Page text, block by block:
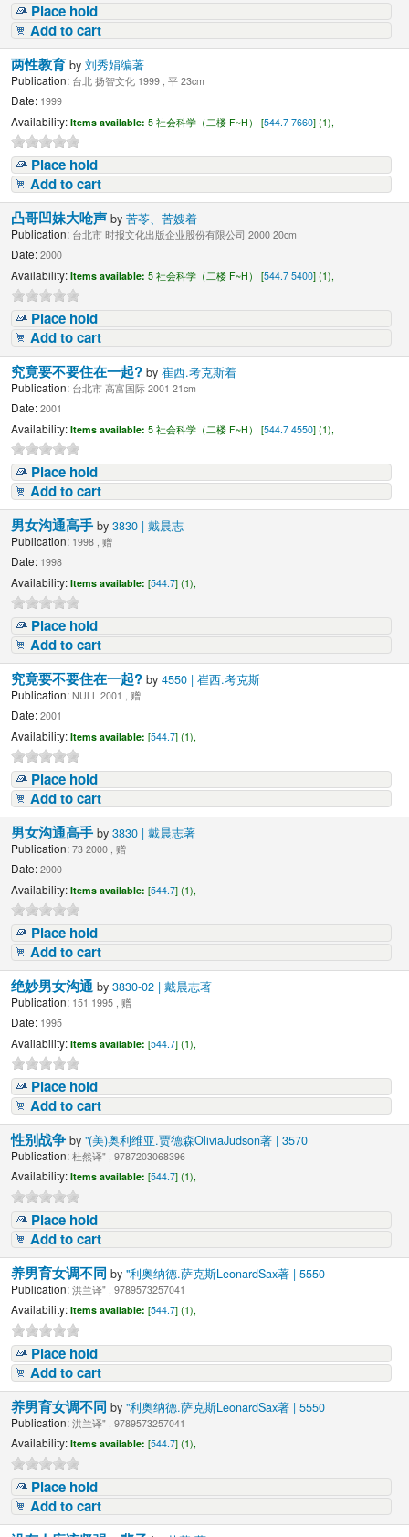
Place hold
Add to cart
两性教育by刘秀娟编著
Publication: 台北 扬智文化 1999 , 平 23cm
Date: 1999
Availability: Items available: 5 社会科学（二楼 F~H） [544.7 7660] (1),
Place hold
Add to cart
凸哥凹妹大呛声by苦苓、苦嫂着
Publication: 台北市 时报文化出版企业股份有限公司 2000 20cm
Date: 2000
Availability: Items available: 5 社会科学（二楼 F~H） [544.7 5400] (1),
Place hold
Add to cart
究竟要不要住在一起?by崔西.考克斯着
Publication: 台北市 高富国际 2001 21cm
Date: 2001
Availability: Items available: 5 社会科学（二楼 F~H） [544.7 4550] (1),
Place hold
Add to cart
男女沟通高手by3830 | 戴晨志
Publication: 1998 , 赠
Date: 1998
Availability: Items available: [544.7] (1),
Place hold
Add to cart
究竟要不要住在一起?by4550 | 崔西.考克斯
Publication: NULL 2001 , 赠
Date: 2001
Availability: Items available: [544.7] (1),
Place hold
Add to cart
男女沟通高手by3830 | 戴晨志著
Publication: 73 2000 , 赠
Date: 2000
Availability: Items available: [544.7] (1),
Place hold
Add to cart
绝妙男女沟通by3830-02 | 戴晨志著
Publication: 151 1995 , 赠
Date: 1995
Availability: Items available: [544.7] (1),
Place hold
Add to cart
性别战争by"(美)奥利维亚.贾德森OliviaJudson著 | 3570
Publication: 杜然译" , 9787203068396
Availability: Items available: [544.7] (1),
Place hold
Add to cart
养男育女调不同by"利奥纳德.萨克斯LeonardSax著 | 5550
Publication: 洪兰译" , 9789573257041
Availability: Items available: [544.7] (1),
Place hold
Add to cart
养男育女调不同by"利奥纳德.萨克斯LeonardSax著 | 5550
Publication: 洪兰译" , 9789573257041
Availability: Items available: [544.7] (1),
Place hold
Add to cart